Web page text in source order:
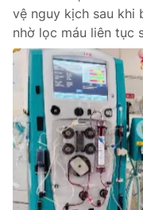
vệ nguy kịch sau khi
nhờ lọc máu liên tục